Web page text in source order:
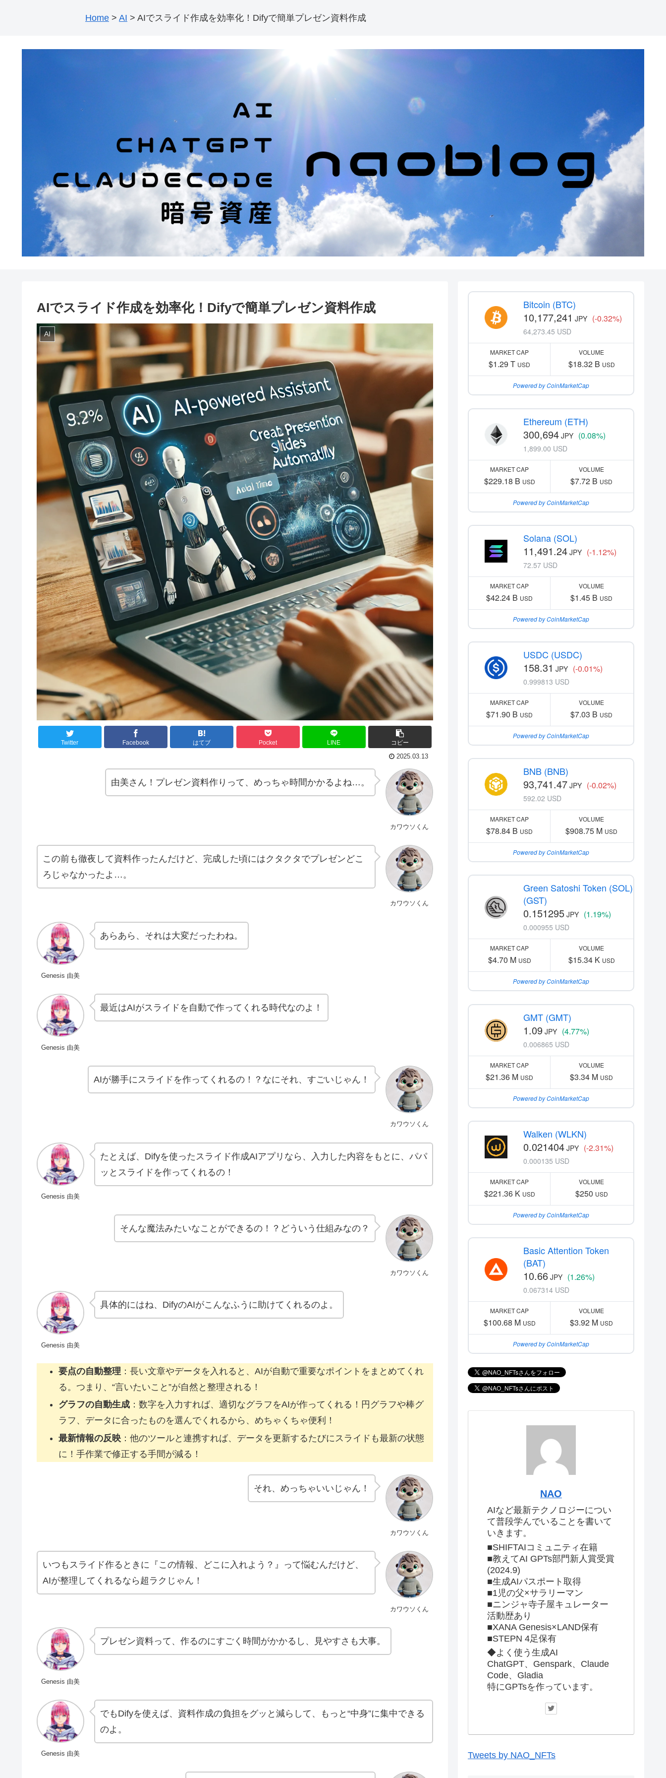
Home > AI > AIでスライド作成を効率化！Difyで簡単プレゼン資料作成
AIでスライド作成を効率化！Difyで簡単プレゼン資料作成
AI
Twitter Facebook はてブ Pocket LINE コピー
2025.03.13
カワウソくん
由美さん！プレゼン資料作りって、めっちゃ時間かかるよね…。
カワウソくん
この前も徹夜して資料作ったんだけど、完成した頃にはクタクタでプレゼンどこ
ろじゃなかったよ…。
Genesis 由美
あらあら、それは大変だったわね。
Genesis 由美
最近はAIがスライドを自動で作ってくれる時代なのよ！
カワウソくん
AIが勝手にスライドを作ってくれるの！？なにそれ、すごいじゃん！
Genesis 由美
たとえば、Difyを使ったスライド作成AIアプリなら、入力した内容をもとに、パパ
ッとスライドを作ってくれるの！
カワウソくん
そんな魔法みたいなことができるの！？どういう仕組みなの？
Genesis 由美
具体的にはね、DifyのAIがこんなふうに助けてくれるのよ。
要点の自動整理 ：長い文章やデータを入れると、AIが自動で重要なポイントをまとめてくれ
る。つまり、“言いたいこと”が自然と整理される！
グラフの自動生成：数字を入力すれば、適切なグラフをAIが作ってくれる！円グラフや棒グ
ラフ、データに合ったものを選んでくれるから、めちゃくちゃ便利！
最新情報の反映：他のツールと連携すれば、データを更新するたびにスライドも最新の状態
に！手作業で修正する手間が減る！
カワウソくん
それ、めっちゃいいじゃん！
カワウソくん
いつもスライド作るときに『この情報、どこに入れよう？』って悩むんだけど、
AIが整理してくれるなら超ラクじゃん！
Genesis 由美
プレゼン資料って、作るのにすごく時間がかかるし、見やすさも大事。
Genesis 由美
でもDifyを使えば、資料作成の負担をグッと減らして、もっと“中身”に集中できる
のよ。
Bitcoin (BTC)
10,177,241 JPY (-0.32%)
64,273.45 USD
MARKET CAP
$1.29 T USD
VOLUME
$18.32 B USD
Powered by CoinMarketCap
Ethereum (ETH)
300,694 JPY (0.08%)
1,899.00 USD
MARKET CAP
$229.18 B USD
VOLUME
$7.72 B USD
Powered by CoinMarketCap
Solana (SOL)
11,491.24 JPY (-1.12%)
72.57 USD
MARKET CAP
$42.24 B USD
VOLUME
$1.45 B USD
Powered by CoinMarketCap
USDC (USDC)
158.31 JPY (-0.01%)
0.999813 USD
MARKET CAP
$71.90 B USD
VOLUME
$7.03 B USD
Powered by CoinMarketCap
BNB (BNB)
93,741.47 JPY (-0.02%)
592.02 USD
MARKET CAP
$78.84 B USD
VOLUME
$908.75 M USD
Powered by CoinMarketCap
Green Satoshi Token (SOL)
(GST)
0.151295 JPY (1.19%)
0.000955 USD
MARKET CAP
$4.70 M USD
VOLUME
$15.34 K USD
Powered by CoinMarketCap
GMT (GMT)
1.09 JPY (4.77%)
0.006865 USD
MARKET CAP
$21.36 M USD
VOLUME
$3.34 M USD
Powered by CoinMarketCap
Walken (WLKN)
0.021404 JPY (-2.31%)
0.000135 USD
MARKET CAP
$221.36 K USD
VOLUME
$250 USD
Powered by CoinMarketCap
Basic Attention Token
(BAT)
10.66 JPY (1.26%)
0.067314 USD
MARKET CAP
$100.68 M USD
VOLUME
$3.92 M USD
Powered by CoinMarketCap
NAO
AIなど最新テクノロジーについ
て普段学んでいることを書いて
いきます。
■SHIFTAIコミュニティ在籍
■教えてAI GPTs部門新人賞受賞
(2024.9)
■生成AIパスポート取得
■1児の父×サラリーマン
■ニンジャ寺子屋キュレーター
活動歴あり
■XANA Genesis×LAND保有
■STEPN 4足保有
◆よく使う生成AI
ChatGPT、Genspark、Claude
Code、Gladia
特にGPTsを作っています。
Tweets by NAO_NFTs